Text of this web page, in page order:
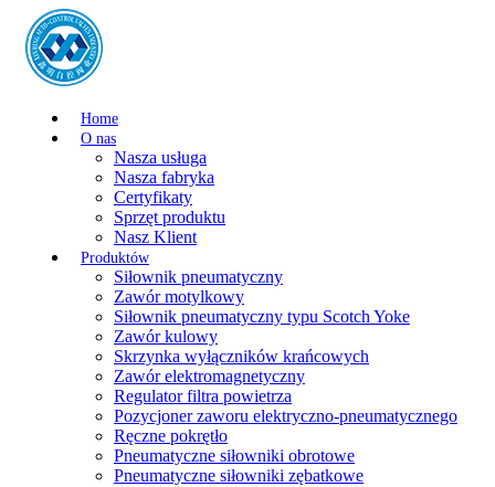
Home
O nas
Nasza usługa
Nasza fabryka
Certyfikaty
Sprzęt produktu
Nasz Klient
Produktów
Siłownik pneumatyczny
Zawór motylkowy
Siłownik pneumatyczny typu Scotch Yoke
Zawór kulowy
Skrzynka wyłączników krańcowych
Zawór elektromagnetyczny
Regulator filtra powietrza
Pozycjoner zaworu elektryczno-pneumatycznego
Ręczne pokrętło
Pneumatyczne siłowniki obrotowe
Pneumatyczne siłowniki zębatkowe